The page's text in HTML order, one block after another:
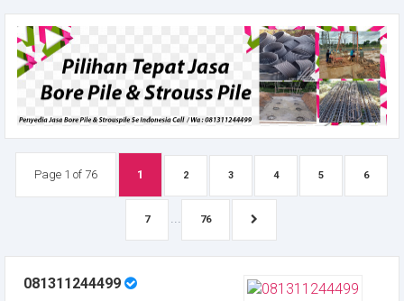
Page 1 of 76 1 2 3 4 5 6
7 ... 76
081311244499